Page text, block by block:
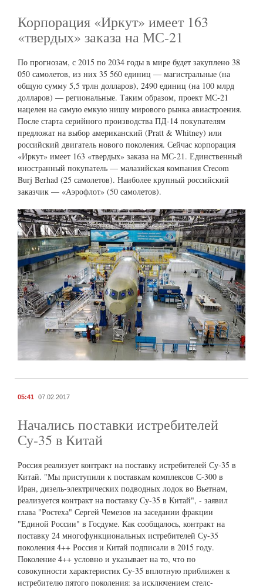
Корпорация «Иркут» имеет 163
«твердых» заказа на МС-21
По прогнозам, с 2015 по 2034 годы в мире будет закуплено 38
050 самолетов, из них 35 560 единиц — магистральные (на
общую сумму 5,5 трлн долларов), 2490 единиц (на 100 млрд
долларов) — региональные. Таким образом, проект МС-21
нацелен на самую емкую нишу мирового рынка авиастроения.
После старта серийного производства ПД-14 покупателям
предложат на выбор американский (Pratt & Whitney) или
российский двигатель нового поколения. Сейчас корпорация
«Иркут» имеет 163 «твердых» заказа на МС-21. Единственный
иностранный покупатель — малазийская компания Crecom
Burj Berhad (25 самолетов). Наиболее крупный российский
заказчик — «Аэрофлот» (50 самолетов).
05:41 07.02.2017
Начались поставки истребителей
Су-35 в Китай
Россия реализует контракт на поставку истребителей Су-35 в
Китай. "Мы приступили к поставкам комплексов С-300 в
Иран, дизель-электрических подводных лодок во Вьетнам,
реализуется контракт на поставку Су-35 в Китай", - заявил
глава "Ростеха" Сергей Чемезов на заседании фракции
"Единой России" в Госдуме. Как сообщалось, контракт на
поставку 24 многофункциональных истребителей Су-35
поколения 4++ Россия и Китай подписали в 2015 году.
Поколение 4++ условно и указывает на то, что по
совокупности характеристик Су-35 вплотную приближен к
истребителю пятого поколения: за исключением стелс-